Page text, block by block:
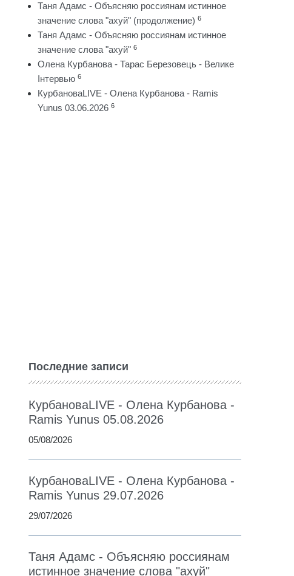
Таня Адамс - Объясняю россиянам истинное
значение слова "ахуй" (продолжение) 6
Таня Адамс - Объясняю россиянам истинное
значение слова "ахуй" 6
Олена Курбанова - Тарас Березовець - Велике
Інтервью 6
КурбановаLIVE - Олена Курбанова - Ramis
Yunus 03.06.2026 6
Последние записи
КурбановаLIVE - Олена Курбанова -
Ramis Yunus 05.08.2026
05/08/2026
КурбановаLIVE - Олена Курбанова -
Ramis Yunus 29.07.2026
29/07/2026
Таня Адамс - Объясняю россиянам
истинное значение слова "ахуй"